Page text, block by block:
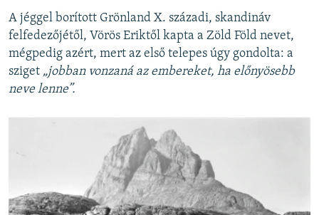
A jéggel borított Grönland X. századi, skandináv
felfedezőjétől, Vörös Eriktől kapta a Zöld Föld nevet,
mégpedig azért, mert az első telepes úgy gondolta: a
sziget „jobban vonzaná az embereket, ha előnyösebb
neve lenne”.